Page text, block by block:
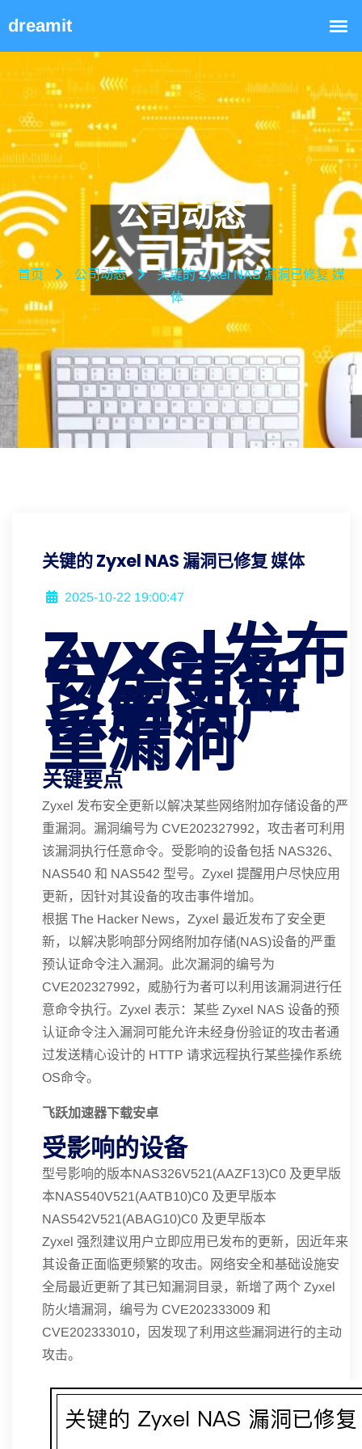
公司动态
首页 公司动态
关键的 Zyxel NAS 漏洞已修复 媒
体
关键的 Zyxel NAS 漏洞已修复 媒体
2025-10-22 19:00:47
Zyxel发布
安全更新
以解决严
重漏洞
关键要点
Zyxel 发布安全更新以解决某些网络附加存储设备的严
重漏洞。漏洞编号为 CVE202327992，攻击者可利用
该漏洞执行任意命令。受影响的设备包括 NAS326、
NAS540 和 NAS542 型号。Zyxel 提醒用户尽快应用
更新，因针对其设备的攻击事件增加。
根据 The Hacker News，Zyxel 最近发布了安全更
新，以解决影响部分网络附加存储(NAS)设备的严重
预认证命令注入漏洞。此次漏洞的编号为
CVE202327992，威胁行为者可以利用该漏洞进行任
意命令执行。Zyxel 表示：某些 Zyxel NAS 设备的预
认证命令注入漏洞可能允许未经身份验证的攻击者通
过发送精心设计的 HTTP 请求远程执行某些操作系统
OS命令。
飞跃加速器下载安卓
受影响的设备
型号影响的版本NAS326V521(AAZF13)C0 及更早版
本NAS540V521(AATB10)C0 及更早版本
NAS542V521(ABAG10)C0 及更早版本
Zyxel 强烈建议用户立即应用已发布的更新，因近年来
其设备正面临更频繁的攻击。网络安全和基础设施安
全局最近更新了其已知漏洞目录，新增了两个 Zyxel
防火墙漏洞，编号为 CVE202333009 和
CVE202333010，因发现了利用这些漏洞进行的主动
攻击。